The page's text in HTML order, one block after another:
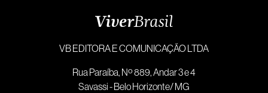
VB EDITORA E COMUNICAÇÃO LTDA
Rua Paraíba, Nº 889, Andar 3 e 4
Savassi - Belo Horizonte/ MG